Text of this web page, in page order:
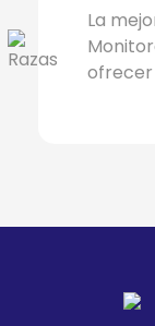
La
ofrecer